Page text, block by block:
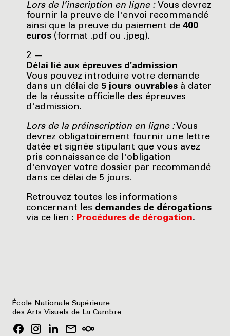
Lors de l’inscription en ligne : Vous devrez
fournir la preuve de l'envoi recommandé
ainsi que la preuve du paiement de 400
euros (format .pdf ou .jpeg).
Délai lié aux épreuves d'admission
Vous pouvez introduire votre demande
dans un délai de 5 jours ouvrables à dater
de la réussite officielle des épreuves
d'admission.
Lors de la préinscription en ligne :Vous
devrez obligatoirement fournir une lettre
datée et signée stipulant que vous avez
pris connaissance de l'obligation
d'envoyer votre dossier par recommandé
dans ce délai de 5 jours.
Retrouvez toutes les informations
concernant les demandes de dérogations
via ce lien : Procédures de dérogation.
École Nationale Supérieure
des Arts Visuels de La Cambre